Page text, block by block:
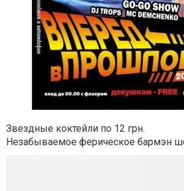
Звездные коктейли по 12 грн.
Незабываемое ферическое бармэн